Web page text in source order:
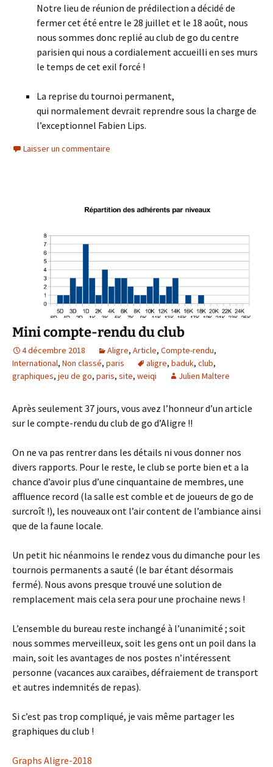
Notre lieu de réunion de prédilection a décidé de
fermer cet été entre le 28 juillet et le 18 août, nous
nous sommes donc replié au club de go du centre
parisien qui nous a cordialement accueilli en ses murs
le temps de cet exil forcé !
La reprise du tournoi permanent,
qui normalement devrait reprendre sous la charge de
l’exceptionnel Fabien Lips.
Laisser un commentaire
Mini compte-rendu du club
4 décembre 2018 Aligre, Article, Compte-rendu,
International, Non classé, paris aligre, baduk, club,
graphiques, jeu de go, paris, site, weiqi Julien Maltere
Après seulement 37 jours, vous avez l’honneur d’un article
sur le compte-rendu du club de go d’Aligre !!
On ne va pas rentrer dans les détails ni vous donner nos
divers rapports. Pour le reste, le club se porte bien et a la
chance d’avoir plus d’une cinquantaine de membres, une
affluence record (la salle est comble et de joueurs de go de
surcroît !), les nouveaux ont l’air content de l’ambiance ainsi
que de la faune locale.
Un petit hic néanmoins le rendez vous du dimanche pour les
tournois permanents a sauté (le bar étant désormais
fermé). Nous avons presque trouvé une solution de
remplacement mais cela sera pour une prochaine news !
L’ensemble du bureau reste inchangé à l’unanimité ; soit
nous sommes merveilleux, soit les gens ont un poil dans la
main, soit les avantages de nos postes n’intéressent
personne (vacances aux caraïbes, défraiement de transport
et autres indemnités de repas).
Si c’est pas trop compliqué, je vais même partager les
graphiques du club !
Graphs Aligre-2018